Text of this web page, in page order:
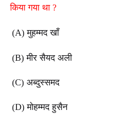
किया गया था ?
(A)मुहम्मद खाँ
(B)मीर सैयद अली
(C) अब्दुस्समद
(D)मोहम्मद हुसैन